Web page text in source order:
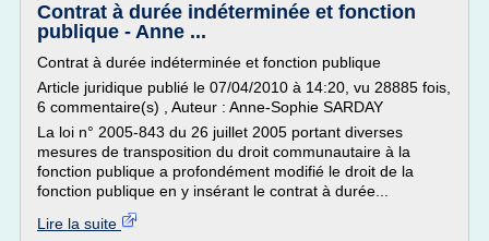
Contrat à durée indéterminée et fonction
publique - Anne ...
Contrat à durée indéterminée et fonction publique
Article juridique publié le 07/04/2010 à 14:20, vu 28885 fois,
6 commentaire(s) , Auteur : Anne-Sophie SARDAY
La loi n° 2005-843 du 26 juillet 2005 portant diverses
mesures de transposition du droit communautaire à la
fonction publique a profondément modifié le droit de la
fonction publique en y insérant le contrat à durée...
Lire la suite